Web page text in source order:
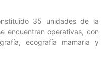
35 unidades de la
encuentran operativas, con
ecografía mamaria y